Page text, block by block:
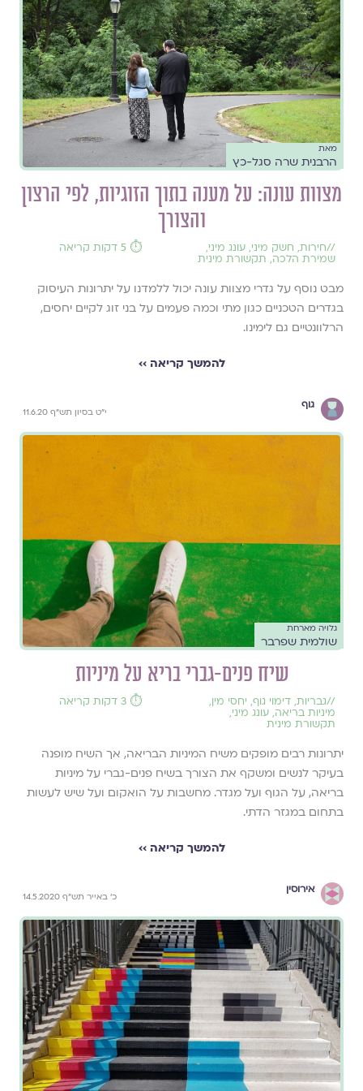
מאת
הרבנית שרה סגל-כץ
מצוות עונה: על מענה בתוך הזוגיות, לפי הרצון
והצורך
//חירות, חשק מיני, עונג מיני,
שמירת הלכה, תקשורת מינית
⏱️ 5 דקות קריאה
מבט נוסף על גדרי מצוות עונה יכול ללמדנו על יתרונות העיסוק
בגדרים הטכניים כגון מתי וכמה פעמים על בני זוג לקיים יחסים,
הרלוונטיים גם לימינו.
להמשך קריאה ››
גוף
י"ט בסיון תש"ף 11.6.20
גלויה מארחת
שולמית שפרבר
שיח פנים-גברי בריא על מיניות
//גבריות, דימוי גוף, יחסי מין,
מיניות בריאה, עונג מיני,
תקשורת מינית
⏱️ 3 דקות קריאה
יתרונות רבים מופקים משיח המיניות הבריאה, אך השיח מופנה
בעיקר לנשים ומשקף את הצורך בשיח פנים-גברי על מיניות
בריאה, על הגוף ועל מגדר. מחשבות על הואקום ועל שיש לעשות
בתחום במגזר הדתי.
להמשך קריאה ››
אירוסין
כ' באייר תש"ף 14.5.2020